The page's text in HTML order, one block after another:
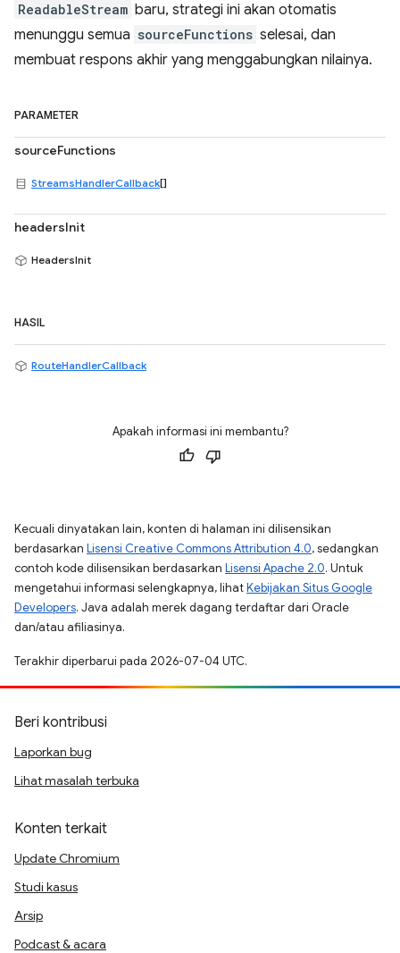
ReadableStream baru, strategi ini akan otomatis
menunggu semua sourceFunctions selesai, dan
membuat respons akhir yang menggabungkan nilainya.
PARAMETER
sourceFunctions
StreamsHandlerCallback[]
headersInit
HeadersInit
HASIL
RouteHandlerCallback
Apakah informasi ini membantu?
Kecuali dinyatakan lain, konten di halaman ini dilisensikan
berdasarkan Lisensi Creative Commons Attribution 4.0, sedangkan
contoh kode dilisensikan berdasarkan Lisensi Apache 2.0. Untuk
mengetahui informasi selengkapnya, lihatKebijakan Situs Google
Developers. Java adalah merek dagang terdaftar dari Oracle
dan/atau afiliasinya.
Terakhir diperbarui pada 2026-07-04 UTC.
Beri kontribusi
Laporkan bug
Lihat masalah terbuka
Konten terkait
Update Chromium
Studi kasus
Arsip
Podcast & acara